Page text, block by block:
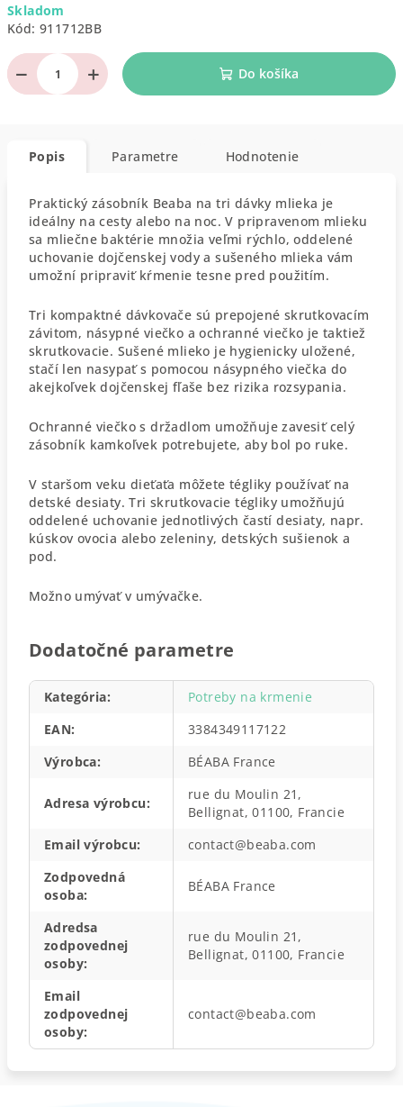
cena:
Skladom
Kód: 911712BB
+
− Do košíka
Popis Parametre Hodnotenie
Praktický zásobník Beaba na tri dávky mlieka je
ideálny na cesty alebo na noc. V pripravenom mlieku
sa mliečne baktérie množia veľmi rýchlo, oddelené
uchovanie dojčenskej vody a sušeného mlieka vám
umožní pripraviť kŕmenie tesne pred použitím.
Tri kompaktné dávkovače sú prepojené skrutkovacím
závitom, násypné viečko a ochranné viečko je taktiež
skrutkovacie. Sušené mlieko je hygienicky uložené,
stačí len nasypať s pomocou násypného viečka do
akejkoľvek dojčenskej fľaše bez rizika rozsypania.
Ochranné viečko s držadlom umožňuje zavesiť celý
zásobník kamkoľvek potrebujete, aby bol po ruke.
V staršom veku dieťaťa môžete tégliky používať na
detské desiaty. Tri skrutkovacie tégliky umožňujú
oddelené uchovanie jednotlivých častí desiaty, napr.
kúskov ovocia alebo zeleniny, detských sušienok a
pod.
Možno umývať v umývačke.
Dodatočné parametre
Kategória:
Potreby na krmenie
EAN:
3384349117122
Výrobca: BÉABA France
Adresa výrobcu:
rue du Moulin 21,
Bellignat, 01100, Francie
Email výrobcu:
contact@beaba.com
Zodpovedná
osoba:
BÉABA France
Adredsa
zodpovednej
osoby:
rue du Moulin 21,
Bellignat, 01100, Francie
Email
zodpovednej
osoby:
contact@beaba.com